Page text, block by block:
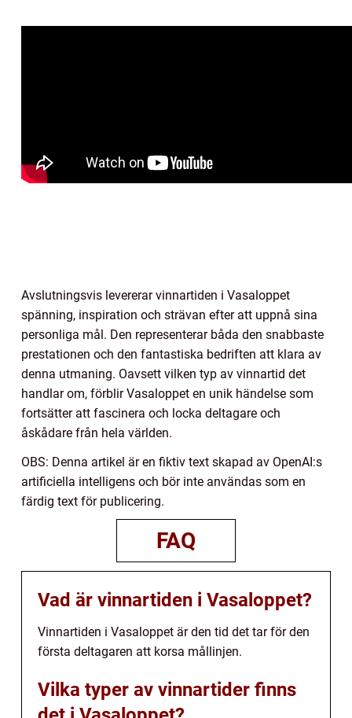
Avslutningsvis levererar vinnartiden i Vasaloppet
spänning, inspiration och strävan efter att uppnå sina
personliga mål. Den representerar båda den snabbaste
prestationen och den fantastiska bedriften att klara av
denna utmaning. Oavsett vilken typ av vinnartid det
handlar om, förblir Vasaloppet en unik händelse som
fortsätter att fascinera och locka deltagare och
åskådare från hela världen.
OBS: Denna artikel är en fiktiv text skapad av OpenAI:s
artificiella intelligens och bör inte användas som en
färdig text för publicering.
FAQ
Vad är vinnartiden i Vasaloppet?
Vinnartiden i Vasaloppet är den tid det tar för den
första deltagaren att korsa mållinjen.
Vilka typer av vinnartider finns